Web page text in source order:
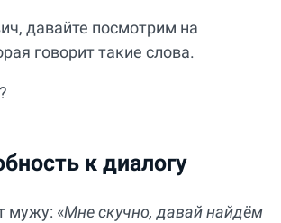
давайте посмотрим на
говорит такие слова.
к диалогу
мужу: «Мне скучно, давай найдём